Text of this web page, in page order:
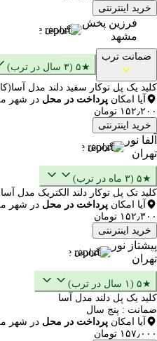
خرید اینترنتی
فرزین پخش
مشهد
گزارش
ضمانت ترب
★۵ (۳ سال در ترب)
کلید یک پل توکار سفید دلند مدل
آیا امکان پرداخت در محل در شهر
۱۵۲٫۲۰۰ تومان
خرید اینترنتی
آلفا نور
تهران
گزارش
★۵ (۳ ماه در ترب)
کلید تک پل توکار دلند الکتریک مدل آسا
آیا امکان پرداخت در محل در شهر
۱۵۲٫۳۰۰ تومان
خرید اینترنتی
پیشتاز نور
تهران
گزارش
★۵ (۱ سال در ترب)
کلید یک پل دلند مدل آسا
ضمانت : پنج سال
آیا امکان پرداخت در محل در شهر
۱۵۷٫۰۰۰ تومان